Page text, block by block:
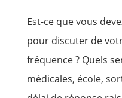
Est-ce que vous
pour discuter de
fréquence ? Quels
médicales, école,